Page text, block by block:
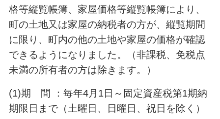
格等縦覧帳簿、家屋価格等縦覧帳簿により、
町の土地又は家屋の納税者の方が、縦覧期間
に限り、町内の他の土地や家屋の価格が確認
できるようになりました。（非課税、免税点
未満の所有者の方は除きます。）
(1)期 間 ：毎年4月1日～固定資産税第1期納
期限日まで（土曜日、日曜日、祝日を除く）